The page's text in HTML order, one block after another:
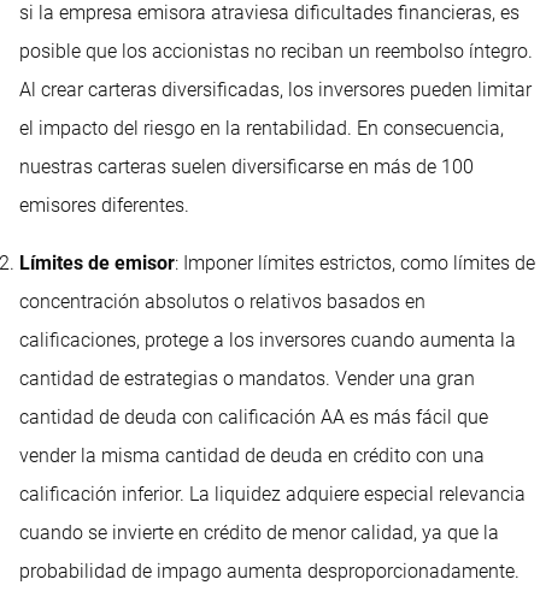
si la empresa emisora atraviesa dificultades financieras, es
posible que los accionistas no reciban un reembolso íntegro.
Al crear carteras diversificadas, los inversores pueden limitar
el impacto del riesgo en la rentabilidad. En consecuencia,
nuestras carteras suelen diversificarse en más de 100
emisores diferentes.
Límites de emisor: Imponer límites estrictos, como límites de
concentración absolutos o relativos basados en
calificaciones, protege a los inversores cuando aumenta la
cantidad de estrategias o mandatos. Vender una gran
cantidad de deuda con calificación AA es más fácil que
vender la misma cantidad de deuda en crédito con una
calificación inferior. La liquidez adquiere especial relevancia
cuando se invierte en crédito de menor calidad, ya que la
probabilidad de impago aumenta desproporcionadamente.